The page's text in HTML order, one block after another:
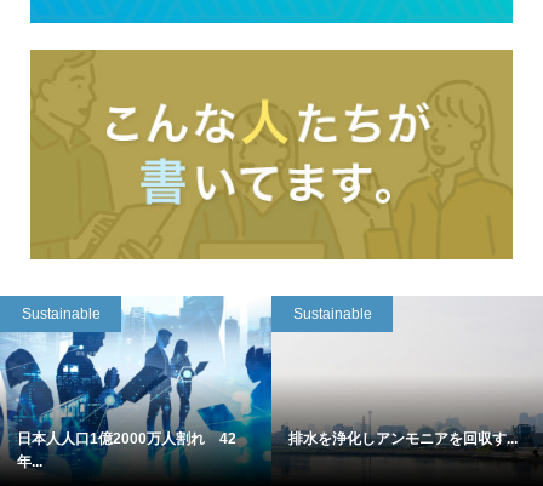
Sustainable
日本人人口1億2000万人割れ 42
年...
Sustainable
排水を浄化しアンモニアを回収す...